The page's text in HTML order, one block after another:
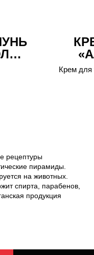
Крем для
рецептуры
пирамиды.
на животных.
спирта, парабенов,
продукция